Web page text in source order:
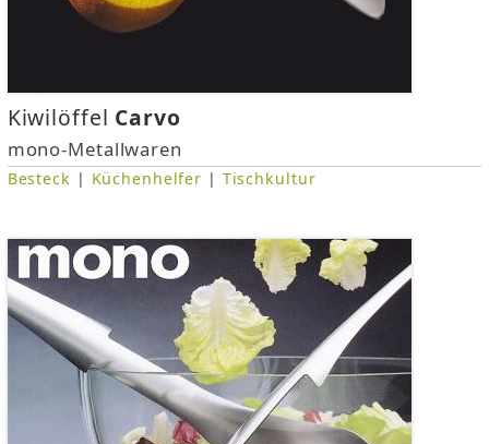
Kiwilöffel Carvo
mono-Metallwaren
Besteck | Küchenhelfer | Tischkultur